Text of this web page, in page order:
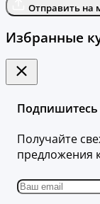
Отправить на
Избранные
Подпишитесь
Получайте
предложения